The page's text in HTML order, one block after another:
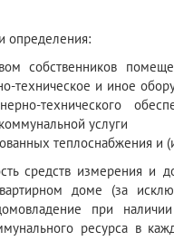
определения:
собственников
техническое и иное
технического
услуги
теплоснабжения и
средств измерения и
доме (за
при
ресурса в